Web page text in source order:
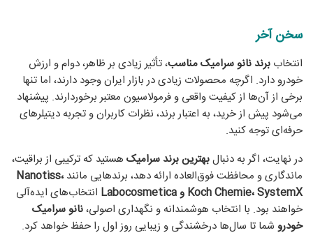
سخن آخر
انتخاب برند نانو سرامیک مناسب، تأثیر زیادی بر ظاهر، دوام و ارزش
خودرو دارد. اگرچه محصولات زیادی در بازار ایران وجود دارند، اما تنها
برخی از آن‌ها از کیفیت واقعی و فرمولاسیون معتبر برخوردارند. پیشنهاد
می‌شود پیش از خرید، به اعتبار برند، نظرات کاربران و تجربه دیتیلرهای
حرفه‌ای توجه کنید.
در نهایت، اگر به دنبالبهترین برند سرامیک هستید که ترکیبی از براقیت،
ماندگاری و محافظت فوق‌العاده ارائه دهد، برندهایی مانند Nanotiss،
Koch Chemie، SystemX و Labocosmetica
انتخاب‌های ایده‌آلی
خواهند بود. با انتخاب هوشمندانه و نگهداری اصولی،نانو سرامیک
خودرو شما تا سال‌ها درخشندگی و زیبایی روز اول را حفظ خواهد کرد.